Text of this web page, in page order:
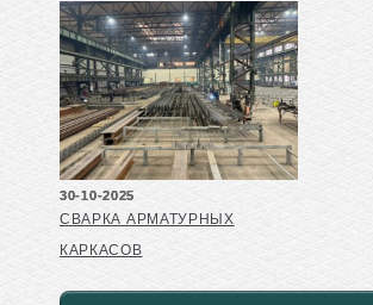
30-10-2025
СВАРКА АРМАТУРНЫХ
КАРКАСОВ